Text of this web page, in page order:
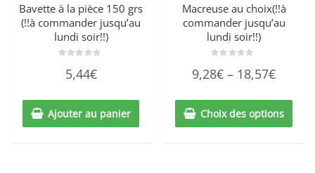
Bavette à la pièce 150 grs
(!!à commander jusqu’au
lundi soir!!)
sur
5,44€
Ajouter au panier
Macreuse au choix(!!à
commander jusqu’au
lundi soir!!)
0
9,28€ – 18,57€
Choix des options